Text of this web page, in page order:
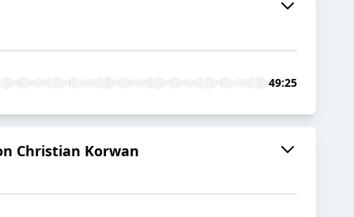
49:25
Christian Korwan